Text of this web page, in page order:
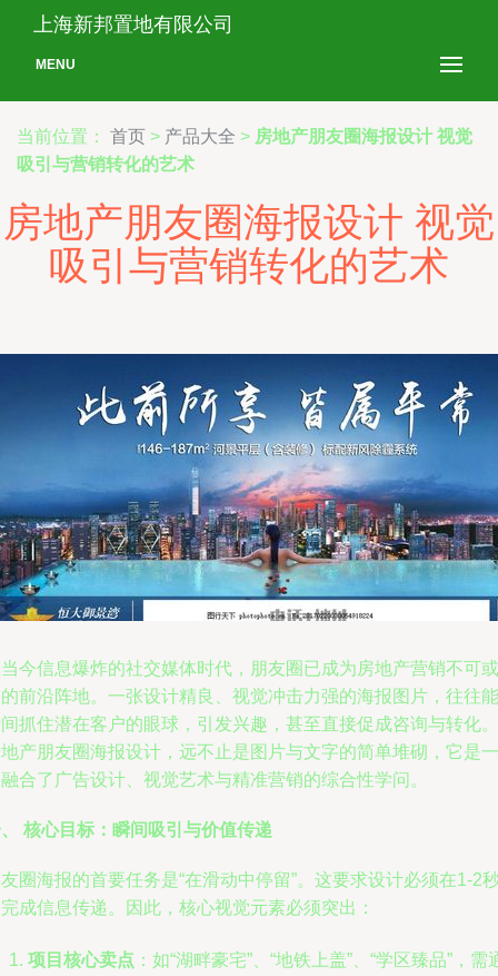
上海新邦置地有限公司
MENU
当前位置： 首页 > 产品大全 > 房地产朋友圈海报设计 视觉
吸引与营销转化的艺术
房地产朋友圈海报设计 视觉
吸引与营销转化的艺术
今信息爆炸的社交媒体时代，朋友圈已成为房地产营销不可或
前沿阵地。一张设计精良、视觉冲击力强的海报图片，往往能
抓住潜在客户的眼球，引发兴趣，甚至直接促成咨询与转化。
产朋友圈海报设计，远不止是图片与文字的简单堆砌，它是一
合了广告设计、视觉艺术与精准营销的综合性学问。
核心目标：瞬间吸引与价值传递
圈海报的首要任务是“在滑动中停留”。这要求设计必须在1-2
成信息传递。因此，核心视觉元素必须突出：
项目核心卖点 ：如“湖畔豪宅”、“地铁上盖”、“学区臻品”，需